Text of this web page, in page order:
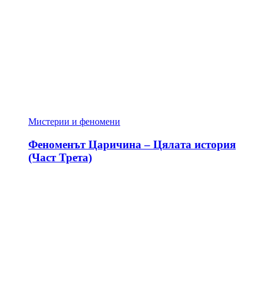
Мистерии и феномени
Феноменът Царичина – Цялата история
(Част Трета)